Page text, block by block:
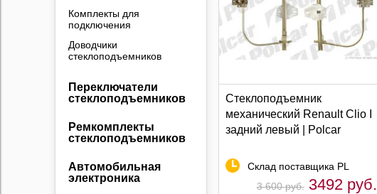
Комплекты для
подключения
Доводчики
стеклоподъемников
Переключатели
стеклоподъемников
Ремкомплекты
стеклоподъемников
Автомобильная
электроника
Стеклоподъемник
механический Renault Clio I
задний левый | Polcar
Склад поставщика PL
3 600 руб. 3492 руб.